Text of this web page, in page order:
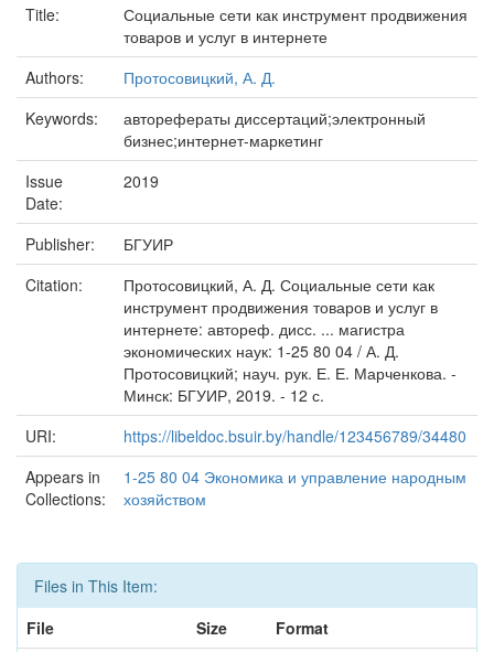
Title:
Социальные сети как инструмент продвижения
товаров и услуг в интернете
Authors:
Протосовицкий, А. Д.
Keywords:
авторефераты диссертаций;электронный
бизнес;интернет-маркетинг
Issue
Date:
2019
Publisher:
БГУИР
Citation:
Протосовицкий, А. Д. Социальные сети как
инструмент продвижения товаров и услуг в
интернете: автореф. дисс. ... магистра
экономических наук: 1-25 80 04 / А. Д.
Протосовицкий; науч. рук. Е. Е. Марченкова. -
Минск: БГУИР, 2019. - 12 с.
URI:
https://libeldoc.bsuir.by/handle/123456789/34480
Appears in
Collections:
1-25 80 04 Экономика и управление народным
хозяйством
Files in This Item:
File
Size Format